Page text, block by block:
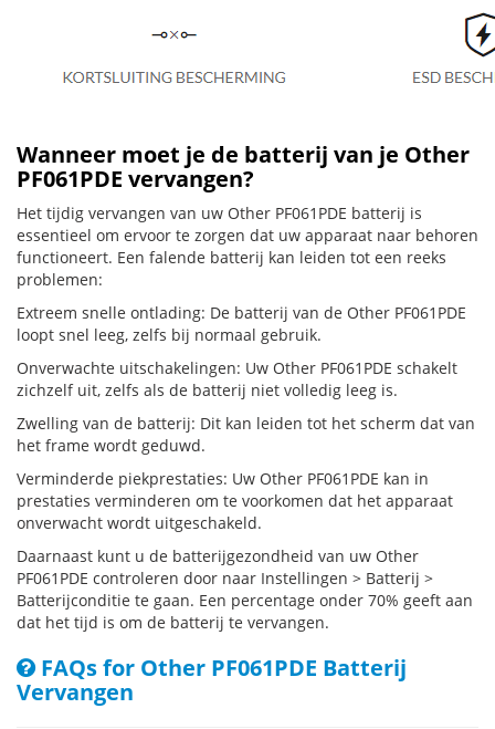
Wanneer moet je de batterij van je Other
PF061PDE vervangen?
Het tijdig vervangen van uw Other PF061PDE batterij is
essentieel om ervoor te zorgen dat uw apparaat naar behoren
functioneert. Een falende batterij kan leiden tot een reeks
problemen:
Extreem snelle ontlading: De batterij van de Other PF061PDE
loopt snel leeg, zelfs bij normaal gebruik.
Onverwachte uitschakelingen: Uw Other PF061PDE schakelt
zichzelf uit, zelfs als de batterij niet volledig leeg is.
Zwelling van de batterij: Dit kan leiden tot het scherm dat van
het frame wordt geduwd.
Verminderde piekprestaties: Uw Other PF061PDE kan in
prestaties verminderen om te voorkomen dat het apparaat
onverwacht wordt uitgeschakeld.
Daarnaast kunt u de batterijgezondheid van uw Other
PF061PDE controleren door naar Instellingen > Batterij >
Batterijconditie te gaan. Een percentage onder 70% geeft aan
dat het tijd is om de batterij te vervangen.
FAQs for Other PF061PDE Batterij
Vervangen